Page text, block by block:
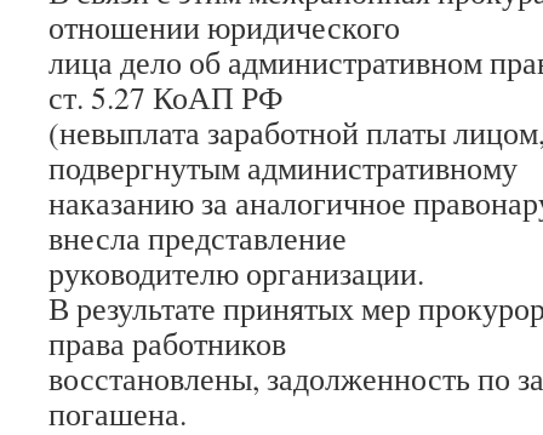
отношении юридического
лица дело об административном
ст. 5.27 КоАП РФ
(невыплата заработной платы
подвергнутым административному
наказанию за аналогичное
внесла представление
руководителю организации.
В результате принятых мер
права работников
восстановлены, задолженность по
погашена.